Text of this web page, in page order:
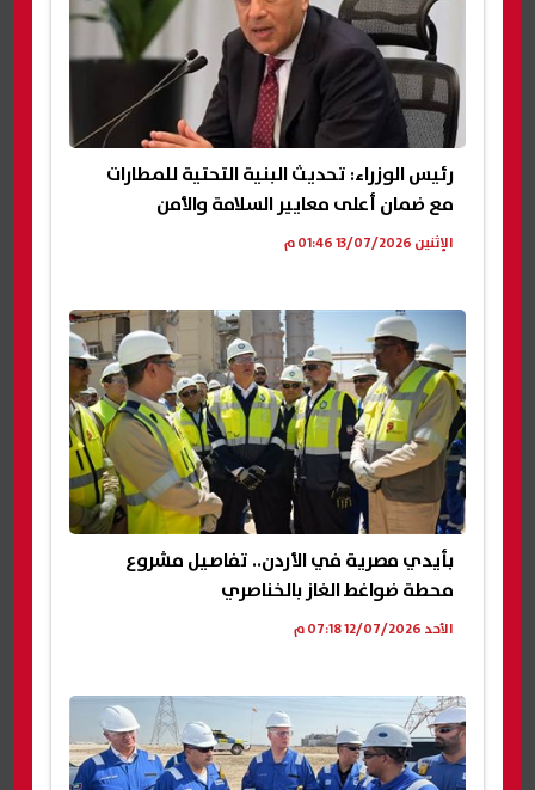
رئيس الوزراء: تحديث البنية التحتية للمطارات
مع ضمان أعلى معايير السلامة والأمن
الإثنين 13/07/2026 01:46 م
بأيدي مصرية في الأردن.. تفاصيل مشروع
محطة ضواغط الغاز بالخناصري
الأحد 12/07/2026 07:18 م